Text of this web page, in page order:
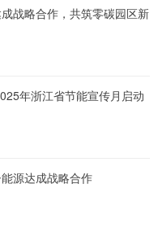
战略合作，共筑零碳园区新
年浙江省节能宣传月启动
源达成战略合作